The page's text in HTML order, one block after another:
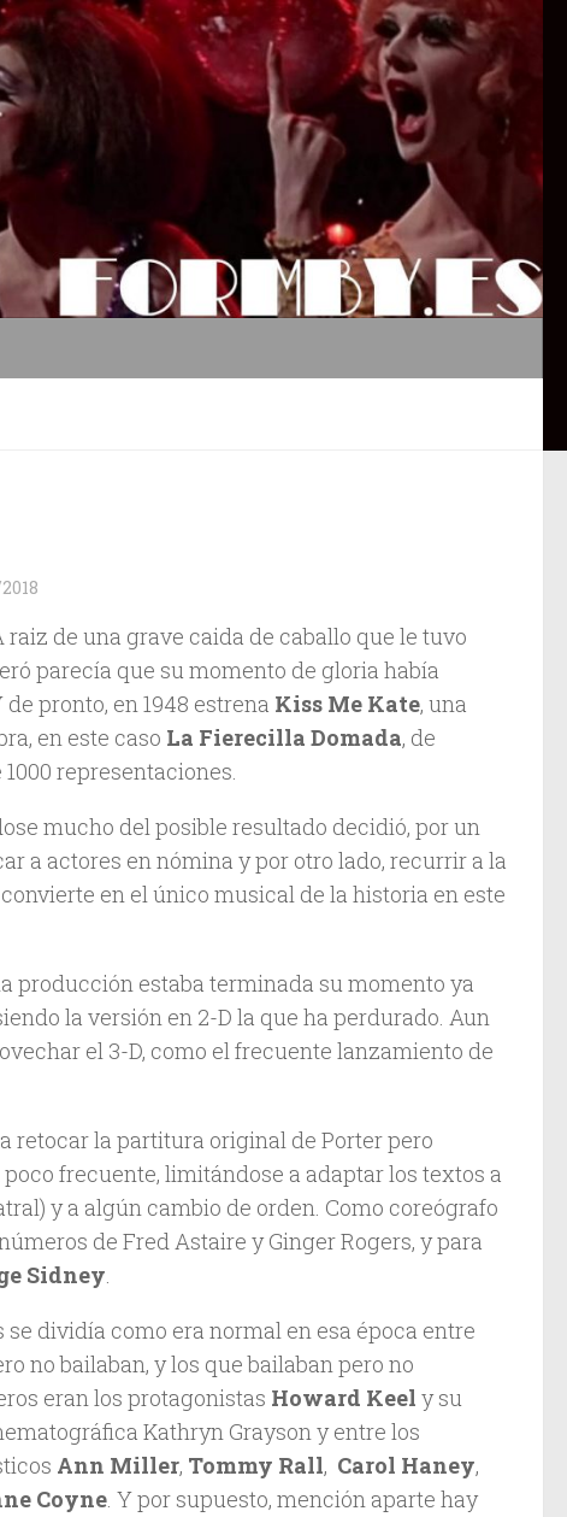
raiz de una grave caida de caballo que le tuvo
parecía que su momento de gloria había
pronto, en 1948 estrena Kiss Me Kate, una
en este caso La Fierecilla Domada, de
representaciones.
mucho del posible resultado decidió, por un
a actores en nómina y por otro lado, recurrir a la
en el único musical de la historia en este
producción estaba terminada su momento ya
la versión en 2-D la que ha perdurado. Aun
el 3-D, como el frecuente lanzamiento de
a retocar la partitura original de Porter pero
frecuente, limitándose a adaptar los textos a
y a algún cambio de orden. Como coreógrafo
de Fred Astaire y Ginger Rogers, y para
Sidney.
se dividía como era normal en esa época entre
no bailaban, y los que bailaban pero no
eran los protagonistas Howard Keel y su
Kathryn Grayson y entre los
Ann Miller, Tommy Rall, Carol Haney,
Coyne. Y por supuesto, mención aparte hay